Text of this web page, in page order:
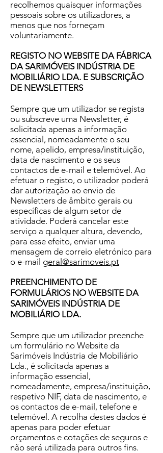
recolhemos quaisquer informações
pessoais sobre os utilizadores, a
menos que nos forneçam
voluntariamente.
REGISTO NO WEBSITE DA FÁBRICA
DA SARIMÓVEIS INDÚSTRIA DE
MOBILIÁRIO LDA. E SUBSCRIÇÃO
DE NEWSLETTERS
Sempre que um utilizador se regista
ou subscreve uma Newsletter, é
solicitada apenas a informação
essencial, nomeadamente o seu
nome, apelido, empresa/instituição,
data de nascimento e os seus
contactos de e-mail e telemóvel. Ao
efetuar o registo, o utilizador poderá
dar autorização ao envio de
Newsletters de âmbito gerais ou
específicas de algum setor de
atividade. Poderá cancelar este
serviço a qualquer altura, devendo,
para esse efeito, enviar uma
mensagem de correio eletrónico para
o e-mail geral@sarimoveis.pt
PREENCHIMENTO DE
FORMULÁRIOS NO WEBSITE DA
SARIMÓVEIS INDÚSTRIA DE
MOBILIÁRIO LDA.
Sempre que um utilizador preenche
um formulário no Website da
Sarimóveis Indústria de Mobiliário
Lda., é solicitada apenas a
informação essencial,
nomeadamente, empresa/instituição,
respetivo NIF, data de nascimento, e
os contactos de e-mail, telefone e
telemóvel. A recolha destes dados é
apenas para poder efetuar
orçamentos e cotações de seguros e
não será utilizada para outros fins.